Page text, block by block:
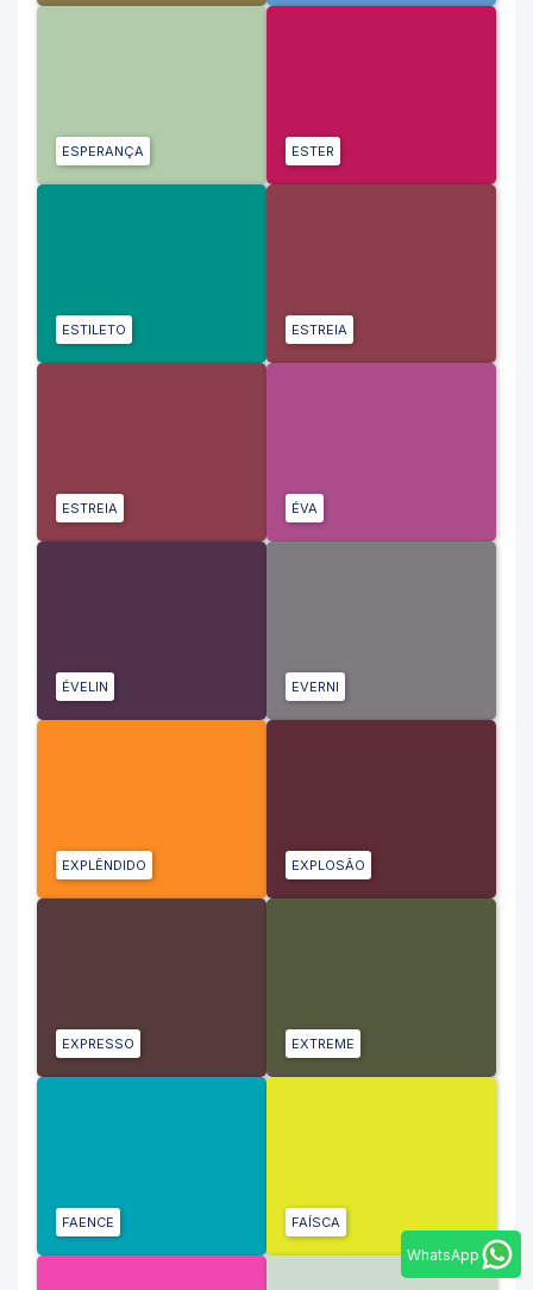
ESPERANÇA ESTER
ESTILETO ESTREIA
ESTREIA ÉVA
ÉVELIN EVERNI
EXPLÊNDIDO EXPLOSÃO
EXPRESSO EXTREME
FAENCE FAÍSCA
WhatsApp